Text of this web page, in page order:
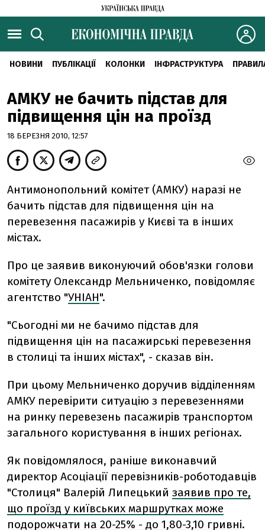
НОВИНИ ПУБЛІКАЦІЇ КОЛОНКИ ІНФРАСТРУКТУРА
АМКУ не бачить підстав для
підвищення цін на проїзд
18 БЕРЕЗНЯ 2010, 12:57
Антимонопольний комітет (АМКУ) наразі не
бачить підстав для підвищення цін на
перевезення пасажирів у Києві та в інших
містах.
Про це заявив виконуючий обов'язки голови
комітету Олександр Мельниченко, повідомляє
агентство "УНІАН".
"Сьогодні ми не бачимо підстав для
підвищення цін на пасажирські перевезення
в столиці та інших містах", - сказав він.
При цьому Мельниченко доручив відділенням
АМКУ перевірити ситуацію з перевезеннями
на ринку перевезень пасажирів транспортом
загального користування в інших регіонах.
Як повідомлялося, раніше виконавчий
директор Асоціації перевізників-роботодавців
"Столиця" Валерій Липецький заявив про те,
що проїзд у київських маршрутках може
подорожчати на 20-25% - до 1,80-3,10 гривні.